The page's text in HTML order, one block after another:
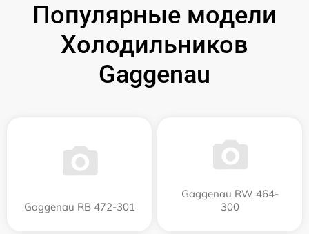
Популярные модели
Холодильников
Gaggenau
Gaggenau RB 472-301
Gaggenau RW 464-
300